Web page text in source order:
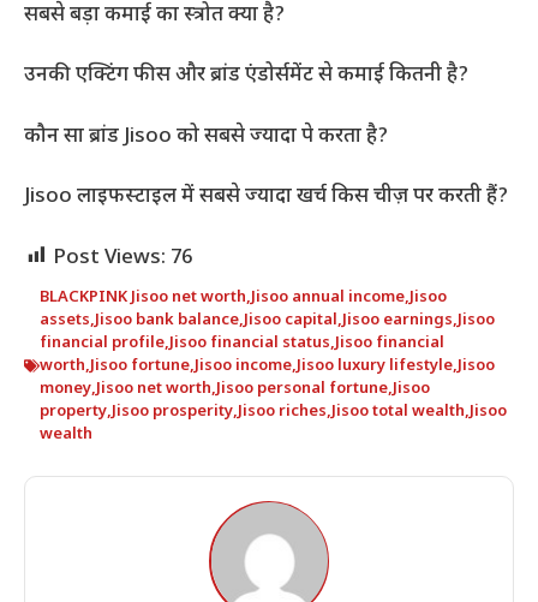
सबसे बड़ा कमाई का स्त्रोत क्या है?
उनकी एक्टिंग फीस और ब्रांड एंडोर्समेंट से कमाई कितनी है?
कौन सा ब्रांड Jisoo को सबसे ज्यादा पे करता है?
Jisoo लाइफस्टाइल में सबसे ज्यादा खर्च किस चीज़ पर करती हैं?
Post Views: 76
BLACKPINK Jisoo net worth,Jisoo annual income,Jisoo
assets,Jisoo bank balance,Jisoo capital,Jisoo earnings,Jisoo
financial profile,Jisoo financial status,Jisoo financial
worth,Jisoo fortune,Jisoo income,Jisoo luxury lifestyle,Jisoo
money,Jisoo net worth,Jisoo personal fortune,Jisoo
property,Jisoo prosperity,Jisoo riches,Jisoo total wealth,Jisoo
wealth